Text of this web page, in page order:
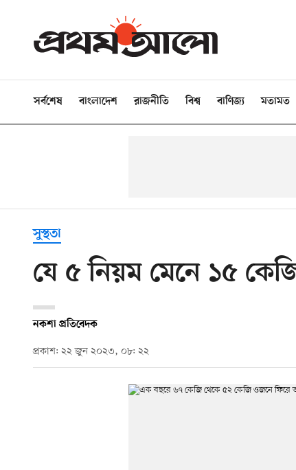
সর্বশেষ বাংলাদেশ রাজনীতি বিশ্ব বাণিজ্য মতামত
সুস্থতা
যে ৫ নিয়ম মেনে ১৫
নকশা প্রতিবেদক
প্রকাশ: ২২ জুন ২০২৩, ০৮: ২২